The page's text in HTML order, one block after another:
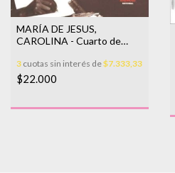
MARÍA DE JESUS,
CAROLINA - Cuarto de
3 cuotas sin interés de$7.333,33
$22.000